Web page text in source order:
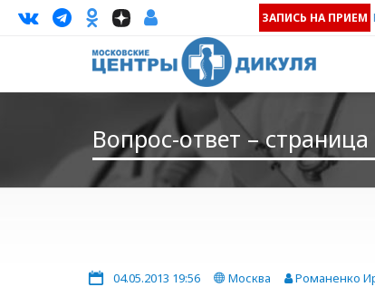
ЗАПИСЬ НА ПРИЕМ
Вопрос-ответ – страница
04.05.2013 19:56 Москва
Романенко